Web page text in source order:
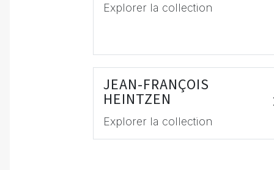
Explorer la collection
JEAN-FRANÇOIS
HEINTZEN
Explorer la collection